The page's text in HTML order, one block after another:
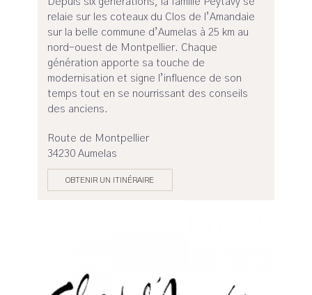
relaie sur les coteaux du Clos de l’Amandaie
sur la belle commune d’Aumelas à 25 km au
nord-ouest de Montpellier. Chaque
génération apporte sa touche de
modernisation et signe l’influence de son
temps tout en se nourrissant des conseils
des anciens.
Route de Montpellier
34230 Aumelas
OBTENIR UN ITINÉRAIRE